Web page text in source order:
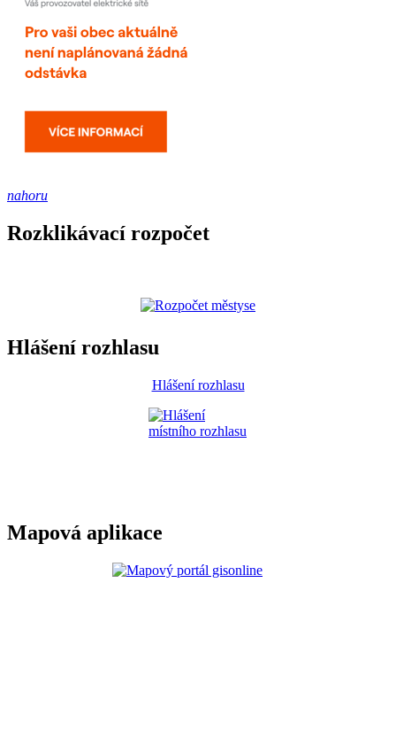
nahoru
Rozklikávací rozpočet
Hlášení rozhlasu
Hlášení rozhlasu
Mapová aplikace